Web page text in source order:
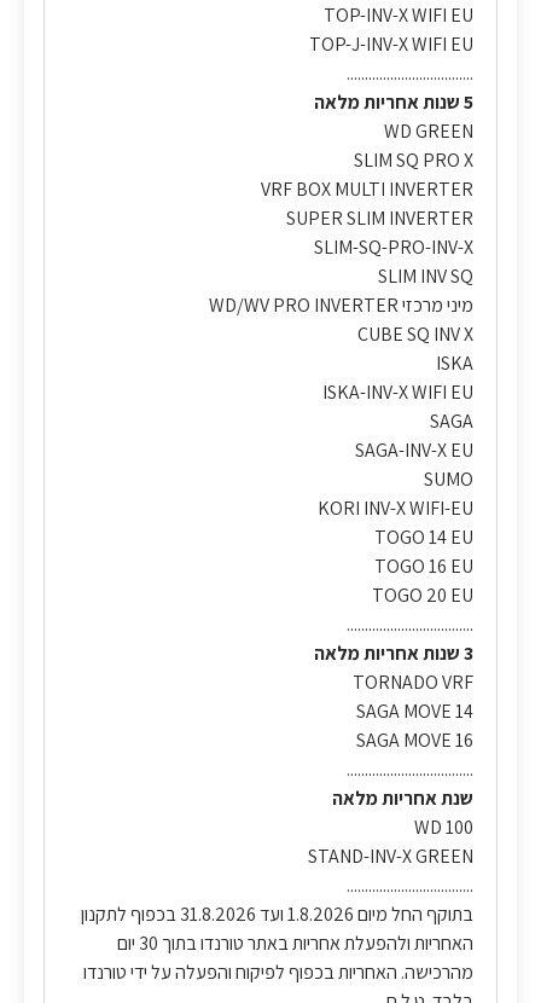
TOP-INV-X WIFI EU
TOP-J-INV-X WIFI EU
...................................
5 שנות אחריות מלאה
WD GREEN
SLIM SQ PRO X
VRF BOX MULTI INVERTER
SUPER SLIM INVERTER
SLIM-SQ-PRO-INV-X
SLIM INV SQ
מיני מרכזי WD/WV PRO INVERTER
CUBE SQ INV X
ISKA
ISKA-INV-X WIFI EU
SAGA
SAGA-INV-X EU
SUMO
KORI INV-X WIFI-EU
TOGO 14 EU
TOGO 16 EU
TOGO 20 EU
...................................
3 שנות אחריות מלאה
TORNADO VRF
SAGA MOVE 14
SAGA MOVE 16
...................................
שנת אחריות מלאה
WD 100
STAND-INV-X GREEN
...................................
בתוקף החל מיום 1.8.2026 ועד 31.8.2026 בכפוף לתקנון
האחריות ולהפעלת אחריות באתר טורנדו בתוך 30 יום
מהרכישה. האחריות בכפוף לפיקוח והפעלה על ידי טורנדו